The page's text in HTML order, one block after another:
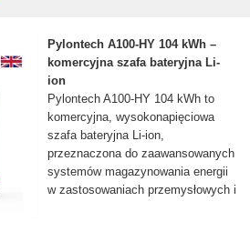
Pylontech A100-HY 104 kWh –
komercyjna szafa bateryjna Li-
ion
Pylontech A100-HY 104 kWh to
komercyjna, wysokonapięciowa
szafa bateryjna Li-ion,
przeznaczona do zaawansowanych
systemów magazynowania energii
w zastosowaniach przemysłowych i